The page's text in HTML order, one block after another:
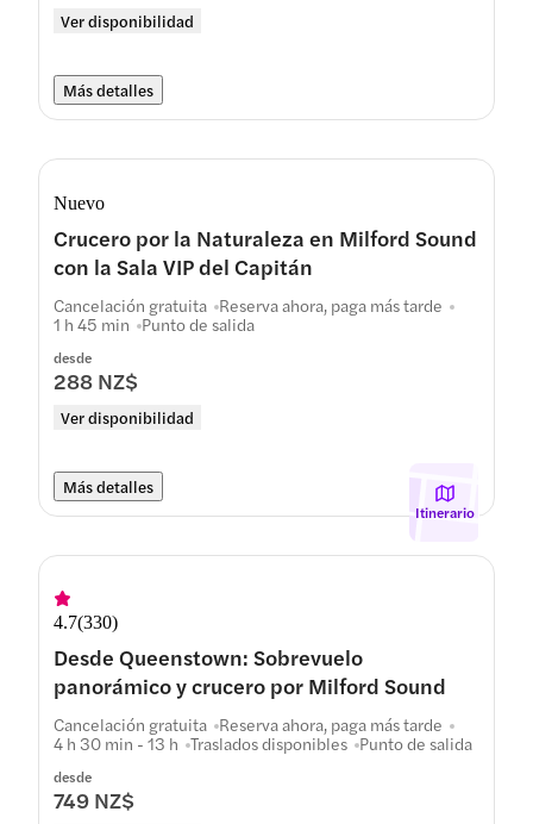
Ver disponibilidad
Más detalles
Nuevo
Crucero por la Naturaleza en Milford Sound
con la Sala VIP del Capitán
desde
288 NZ$
Ver disponibilidad
Cancelación gratuita Reserva ahora, paga más tarde
1 h 45 min Punto de salida
Más detalles
Itinerario
4.7(330)
Desde Queenstown: Sobrevuelo
panorámico y crucero por Milford Sound
desde
749 NZ$
Cancelación gratuita Reserva ahora, paga más tarde
4 h 30 min - 13 h Traslados disponibles Punto de salida